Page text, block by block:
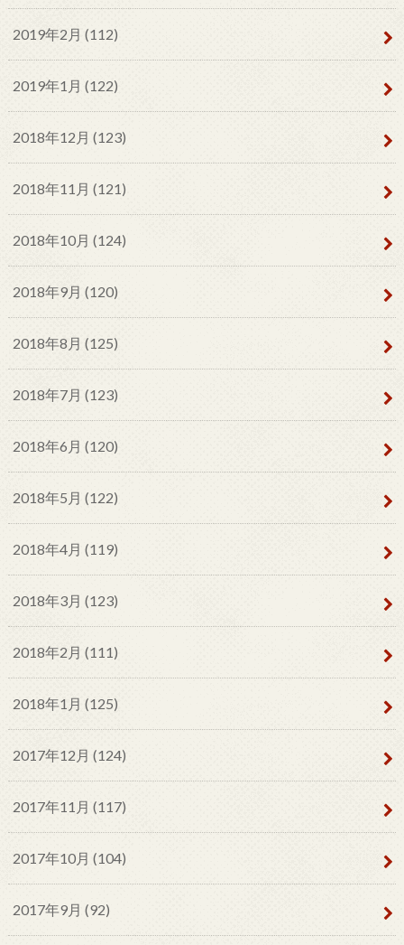
2019年2月 (112)
2019年1月 (122)
2018年12月 (123)
2018年11月 (121)
2018年10月 (124)
2018年9月 (120)
2018年8月 (125)
2018年7月 (123)
2018年6月 (120)
2018年5月 (122)
2018年4月 (119)
2018年3月 (123)
2018年2月 (111)
2018年1月 (125)
2017年12月 (124)
2017年11月 (117)
2017年10月 (104)
2017年9月 (92)